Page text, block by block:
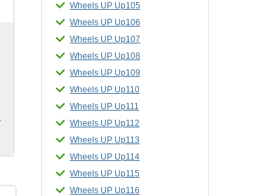
Wheels UP Up105
Wheels UP Up106
Wheels UP Up107
Wheels UP Up108
Wheels UP Up109
Wheels UP Up110
Wheels UP Up111
Wheels UP Up112
Wheels UP Up113
Wheels UP Up114
Wheels UP Up115
Wheels UP Up116